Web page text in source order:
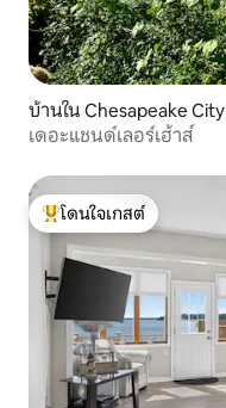
บ้านใน Chesapeake City
เดอะแชนด์เลอร์เฮ้าส์
โดนใจเกสต์ที่สุด
โดนใจเกสต์